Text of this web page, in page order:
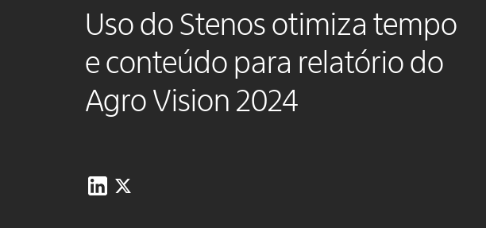
Uso do Stenos otimiza tempo
e conteúdo para relatório do
Agro Vision 2024